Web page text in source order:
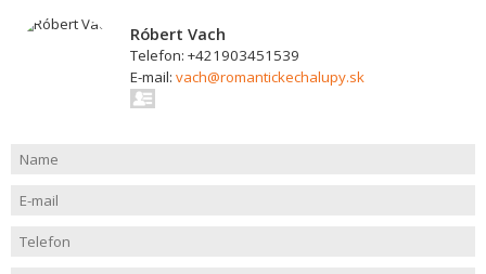
Róbert Vach
Telefon: +421903451539
E-mail: vach@romantickechalupy.sk